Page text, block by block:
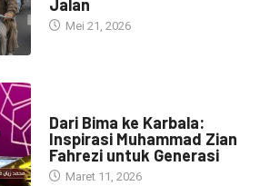
Jalan
Mei 21, 2026
Dari Bima ke Karbala:
Inspirasi Muhammad Zian
Fahrezi untuk Generasi
Maret 11, 2026